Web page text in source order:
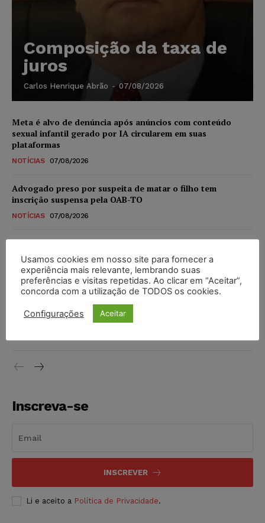
Composição da taxa de
juros
Carlos Henrique Abrão - 07/08/2026
Meta é alvo de denúncia após anúncios com conteúdo
sexual infantil gerado por IA circularem em suas
plataformas
NOTÍCIAS 07/08/2026
Advogado preso por suspeita de matar o filho tem
inscrição suspensa pela OAB-TO
NOTÍCIAS 07/08/2026
novos para pessoas com deficiência e autistas de todos os
níveis
DIREITO TRIBUTÁRIO 07/08/2026
Justiça do Trabalho mantém justa causa de empregado que
vendia canetas emagrecedoras no local de trabalho
Inscreva-se
INSCREVER
Li e aceito a Política de Privacidade.
Usamos cookies em nosso site para fornecer a
experiência mais relevante, lembrando suas
preferências e visitas repetidas. Ao clicar em “Aceitar”,
concorda com a utilização de TODOS os cookies.
Configurações Aceitar